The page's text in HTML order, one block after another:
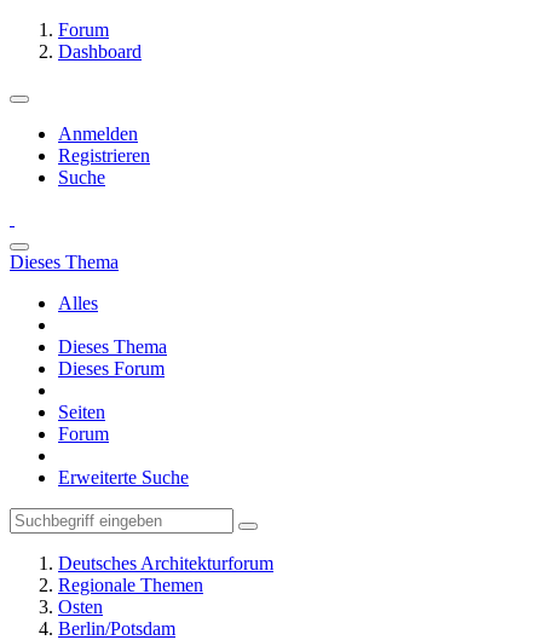
Forum
Dashboard
Anmelden
Registrieren
Suche
Dieses Thema
Alles
Dieses Thema
Dieses Forum
Seiten
Forum
Erweiterte Suche
Deutsches Architekturforum
Regionale Themen
Osten
Berlin/Potsdam